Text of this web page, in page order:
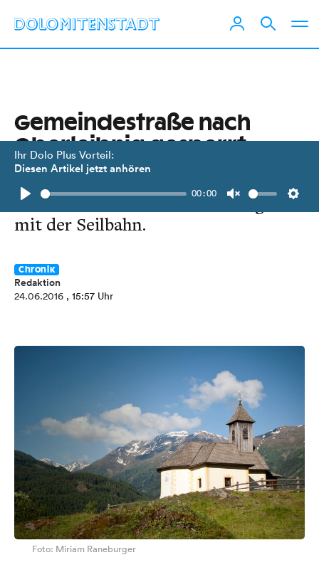
Ihr Dolo Plus Vorteil:
Diesen Artikel jetzt anhören
Play
00:00
Unmute
Gemeindestraße nach
Oberleibnig gesperrt
Die Fraktion im Iseltal erreicht man
derzeit nur über einen Forstweg oder
mit der Seilbahn.
Chronik
Redaktion
24.06.2016 , 15:57 Uhr
Foto: Miriam Raneburger